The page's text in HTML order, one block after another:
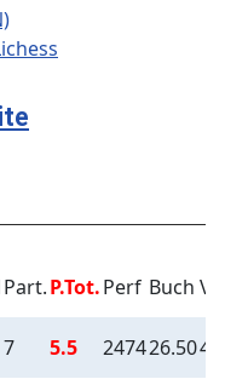
Part.P.Tot.Perf Buch
7 5.5 247426.504